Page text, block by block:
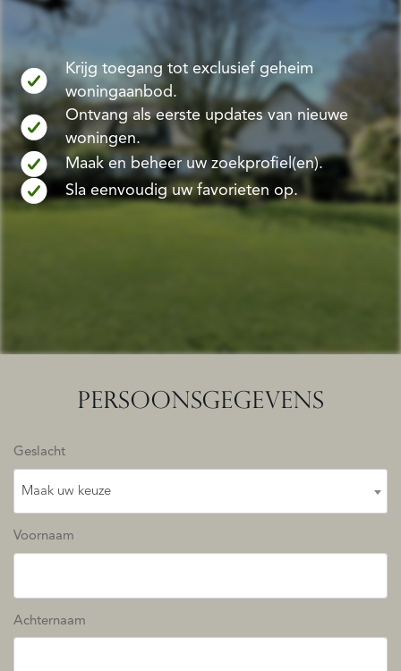
Krijg toegang tot exclusief geheim
woningaanbod.
Ontvang als eerste updates van nieuwe
woningen.
Maak en beheer uw zoekprofiel(en).
Sla eenvoudig uw favorieten op.
PERSOONSGEGEVENS
Geslacht
Maak uw keuze
Voornaam
Achternaam